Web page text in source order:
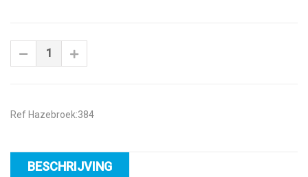
Ref Hazebroek:384
BESCHRIJVING